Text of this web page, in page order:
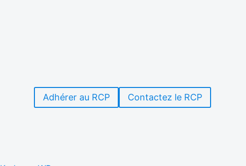
Adhérer au RCP Contactez le RCP